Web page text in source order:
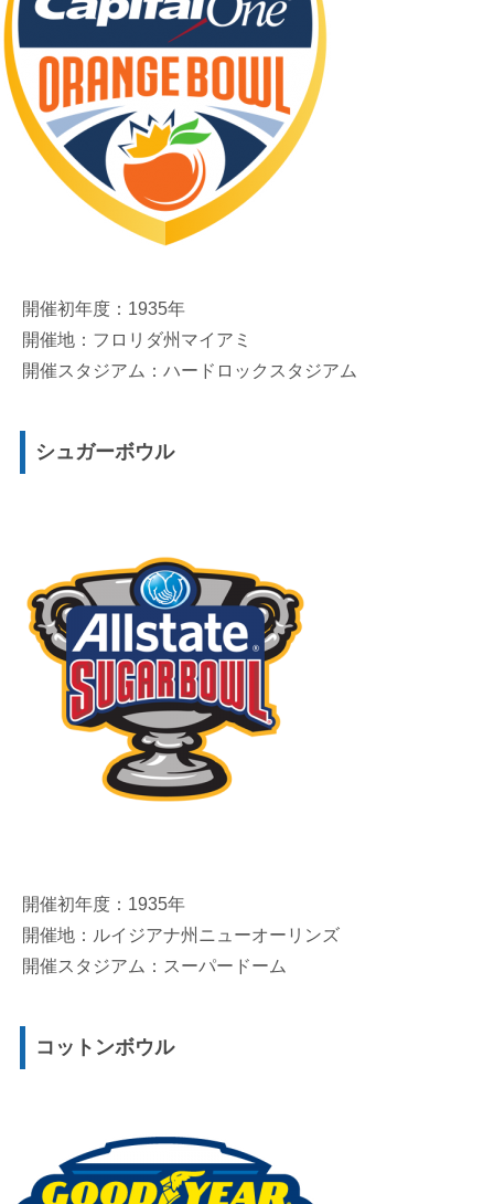
開催初年度：1935年
開催地：フロリダ州マイアミ
開催スタジアム：ハードロックスタジアム
シュガーボウル
開催初年度：1935年
開催地：ルイジアナ州ニューオーリンズ
開催スタジアム：スーパードーム
コットンボウル